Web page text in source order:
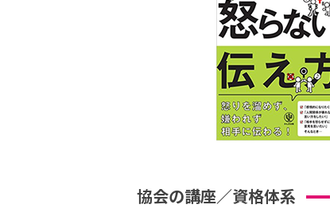
協会の講座／資格体系